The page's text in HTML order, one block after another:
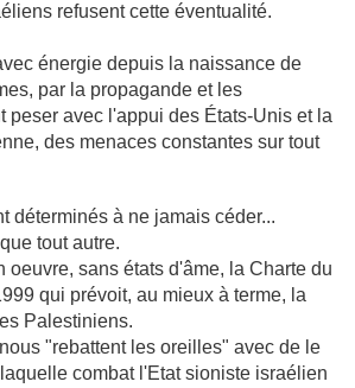
refusent cette éventualité.
énergie depuis la naissance de
par la propagande et les
peser avec l'appui des États-Unis et la
des menaces constantes sur tout
déterminés à ne jamais céder...
tout autre.
oeuvre, sans états d'âme, la Charte du
qui prévoit, au mieux à terme, la
Palestiniens.
"rebattent les oreilles" avec de le
combat l'Etat sioniste israélien